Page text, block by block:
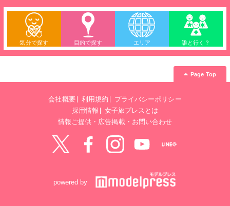
気分で探す 目的で探す エリア 誰と行く？
Page Top
会社概要 利用規約
プライバシーポリシー
採用情報
女子旅プレスとは
情報ご提供・広告掲載・お問い合わせ
powered by